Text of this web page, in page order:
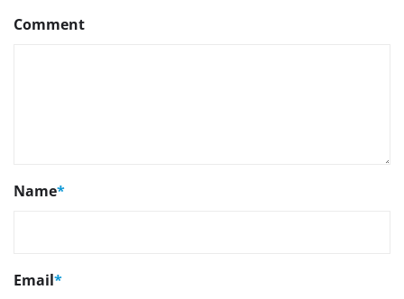
Comment
Name*
Email*